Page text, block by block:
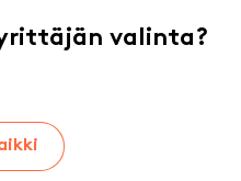
valinta?